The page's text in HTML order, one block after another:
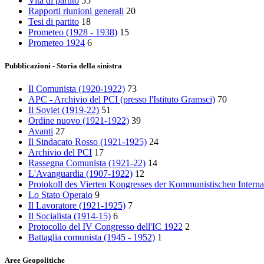
Rapporti riunioni generali 20
Tesi di partito 18
Prometeo (1928 - 1938) 15
Prometeo 1924 6
Pubblicazioni - Storia della sinistra
Il Comunista (1920-1922) 73
APC - Archivio del PCI (presso l'Istituto Gramsci) 70
Il Soviet (1919‑22) 51
Ordine nuovo (1921-1922) 39
Avanti 27
Il Sindacato Rosso (1921-1925) 24
Archivio del PCI 17
Rassegna Comunista (1921‑22) 14
L'Avanguardia (1907-1922) 12
Protokoll des Vierten Kongresses der Kommunistischen
Lo Stato Operaio 9
Il Lavoratore (1921-1925) 7
Il Socialista (1914‑15) 6
Protocollo del IV Congresso dell'IC 1922 2
Battaglia comunista (1945 - 1952) 1
Aree Geopolitiche